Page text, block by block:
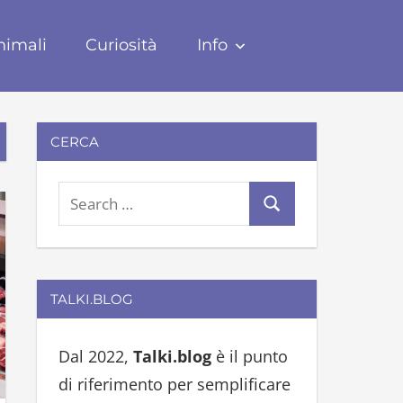
Curiosità Info
CERCA
e
a
r
c
f
o
e
c
TALKI.BLOG
Dal 2022, Talki.blogè il punto
di riferimento per semplificare